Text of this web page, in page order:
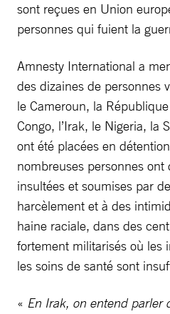
sont reçues en Union
personnes qui fuient la
Amnesty International a
des dizaines de personnes
le Cameroun, la
Congo, l’Irak, le Nigeria, la
ont été placées en
nombreuses personnes ont
insultées et soumises par
harcèlement et à des
haine raciale, dans des
fortement militarisés où les
les soins de santé sont
« En Irak, on entend parler